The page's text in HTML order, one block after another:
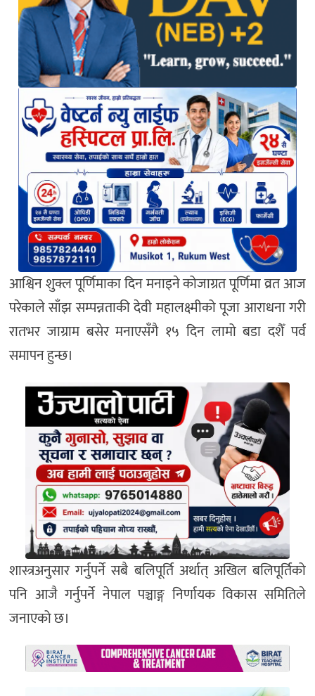
आश्विन शुक्ल पूर्णिमाका दिन मनाइने कोजाग्रत पूर्णिमा व्रत आज
परेकाले साँझ सम्पन्नताकी देवी महालक्ष्मीको पूजा आराधना गरी
रातभर जाग्राम बसेर मनाएसँगै १५ दिन लामो बडा दशैँ पर्व
समापन हुन्छ।
शास्त्रअनुसार गर्नुपर्ने सबै बलिपूर्ति अर्थात् अखिल बलिपूर्तिको
पनि आजै गर्नुपर्ने नेपाल पञ्चाङ्ग निर्णायक विकास समितिले
जनाएको छ।